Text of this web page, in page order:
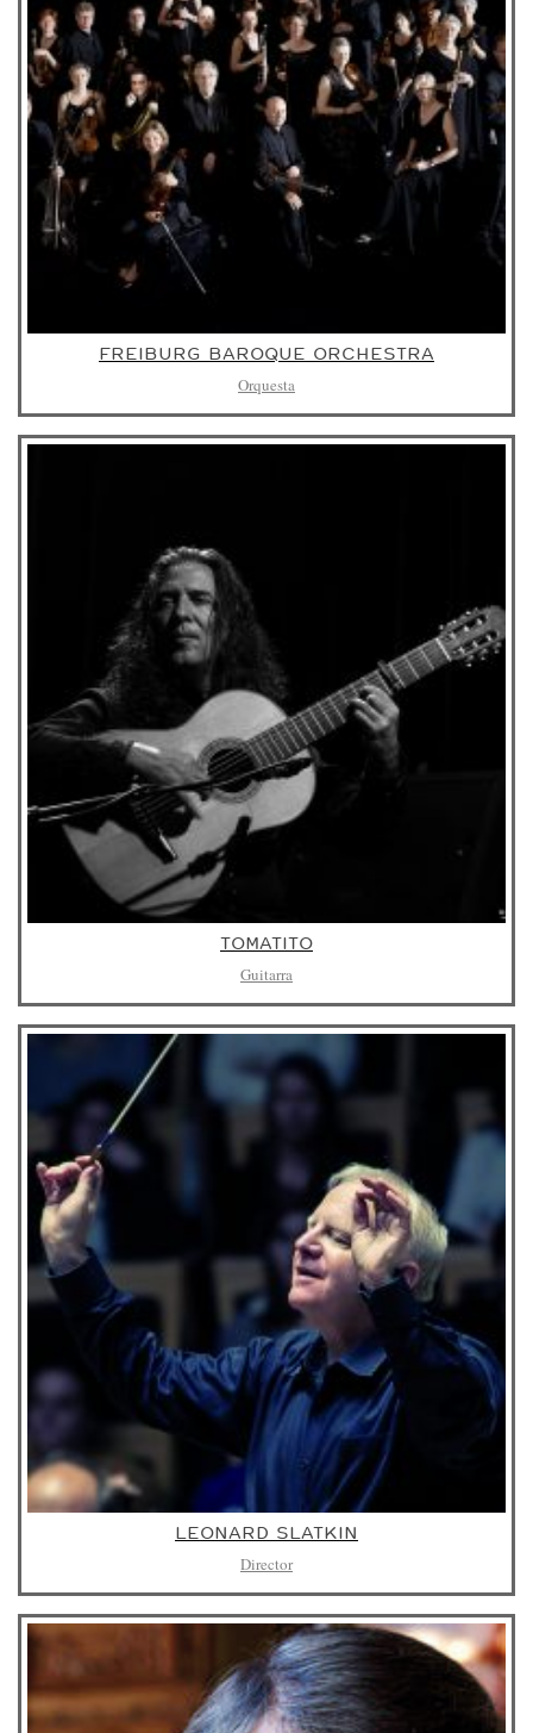
FREIBURG BAROQUE ORCHESTRA
Orquesta
TOMATITO
Guitarra
LEONARD SLATKIN
Director